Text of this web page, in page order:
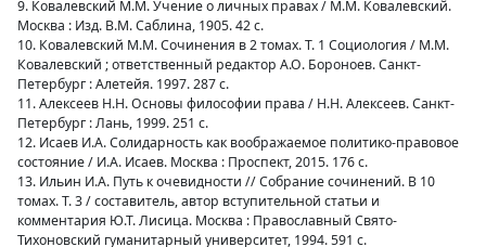
9. Ковалевский М.М. Учение о личных правах / М.М. Ковалевский.
Москва : Изд. В.М. Саблина, 1905. 42 с.
10. Ковалевский М.М. Сочинения в 2 томах. Т. 1 Социология / М.М.
Ковалевский ; ответственный редактор А.О. Бороноев. Санкт-
Петербург : Алетейя. 1997. 287 с.
11. Алексеев Н.Н. Основы философии права / Н.Н. Алексеев. Санкт-
Петербург : Лань, 1999. 251 с.
12. Исаев И.А. Солидарность как воображаемое политико-правовое
состояние / И.А. Исаев. Москва : Проспект, 2015. 176 с.
13. Ильин И.А. Путь к очевидности // Собрание сочинений. В 10
томах. Т. 3 / составитель, автор вступительной статьи и
комментария Ю.Т. Лисица. Москва : Православный Свято-
Тихоновский гуманитарный университет, 1994. 591 с.